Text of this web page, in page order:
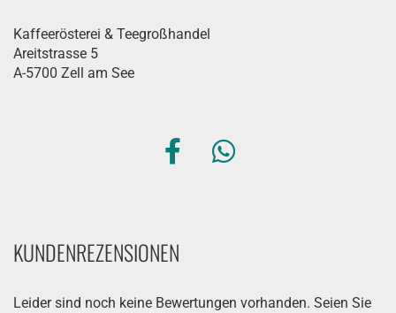
Kaffeerösterei & Teegroßhandel
Areitstrasse 5
A-5700 Zell am See
KUNDENREZENSIONEN
Leider sind noch keine Bewertungen vorhanden. Seien Sie